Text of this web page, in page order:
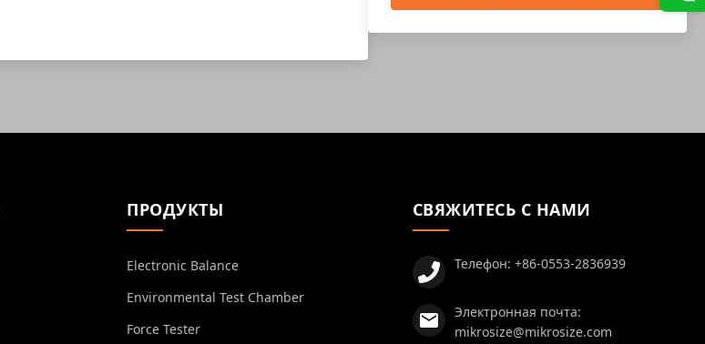
ПРОДУКТЫ
Electronic Balance
Environmental Test Chamber
Force Tester
СВЯЖИТЕСЬ С НАМИ
Телефон: +86-0553-2836939
Электронная почта:
mikrosize@mikrosize.com